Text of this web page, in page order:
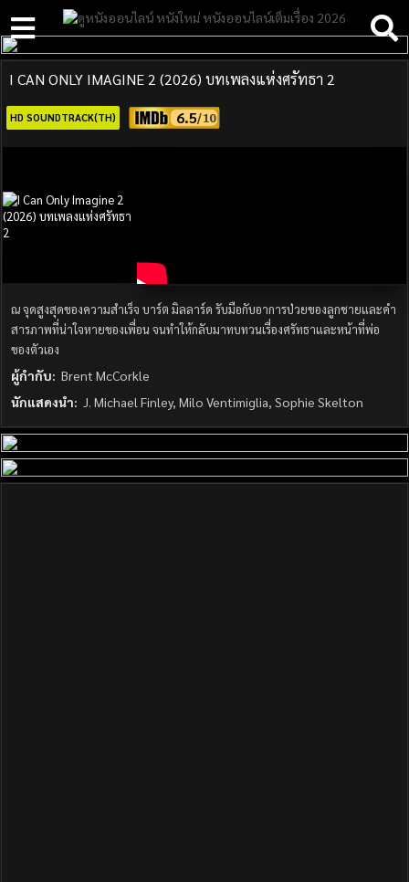
I CAN ONLY IMAGINE 2 (2026) บทเพลงแห่งศรัทธา 2​
HD SOUNDTRACK(TH) 6.5
ณ จุดสูงสุดของความสำเร็จ บาร์ต มิลลาร์ด รับมือกับอาการป่วยของลูกชายและคำ
สารภาพที่น่าใจหายของเพื่อน จนทำให้กลับมาทบทวนเรื่องศรัทธาและหน้าที่พ่อ
ของตัวเอง
ผู้กำกับ: Brent McCorkle
นักแสดงนำ: J. Michael Finley, Milo Ventimiglia, Sophie Skelton